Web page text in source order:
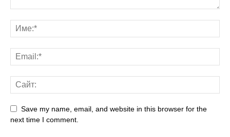
Save my name, email, and website in this browser for the
next time I comment.